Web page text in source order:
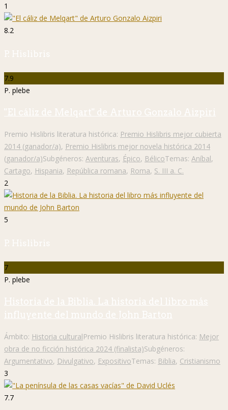
1
8.2
P. Hislibris
7.9
P. plebe
"El cáliz de Melqart" de Arturo Gonzalo Aizpiri
Premio Hislibris literatura histórica: Premio Hislibris mejor cubierta
2014 (ganador/a), Premio Hislibris mejor novela histórica 2014
(ganador/a)Subgéneros: Aventuras, Épico, BélicoTemas: Aníbal,
Cartago, Hispania, República romana, Roma, S. III a. C.
2
5
P. Hislibris
7
P. plebe
Historia de la Biblia. La historia del libro más
influyente del mundo de John Barton
Ámbito: Historia culturalPremio Hislibris literatura histórica: Mejor
obra de no ficción histórica 2024 (finalista)Subgéneros:
Argumentativo, Divulgativo, ExpositivoTemas: Biblia, Cristianismo
3
7.7